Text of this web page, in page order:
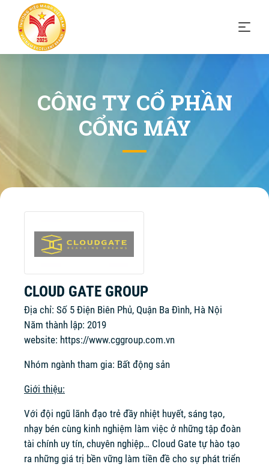
CÔNG TY CỔ PHẦN
CỔNG MÂY
CLOUD GATE GROUP
Địa chỉ: Số 5 Điện Biên Phủ, Quận Ba Đình, Hà Nội
Năm thành lập: 2019
website: https://www.cggroup.com.vn
Nhóm ngành tham gia: Bất động sản
Giới thiệu:
Với đội ngũ lãnh đạo trẻ đầy nhiệt huyết, sáng tạo,
nhạy bén cùng kinh nghiệm làm việc ở những tập đoàn
tài chính uy tín, chuyên nghiệp… Cloud Gate tự hào tạo
ra những giá trị bền vững làm tiền đề cho sự phát triển